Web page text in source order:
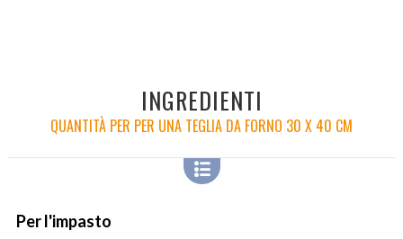
INGREDIENTI
QUANTITÀ PER PER UNA TEGLIA DA FORNO 30 X 40 CM
Per l'impasto